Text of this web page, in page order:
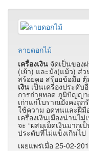
ลายดอกไม้
เครื่องเงิน จัดเป็นของ
(เย้า) และม้ง(แม้ว) ส่
สร้อยคอ สร้อยข้อมือ
เงิน เป็นเครื่องประดั
การถ่ายทอด ภูมิปัญญา
เก่าแก่โบราณยังคงถูก
ใช้ความ อดทนและฝีมื
เครื่องเงินเมืองน่านไ
จะ “ผสมเม็ดเงินมากเ
ประดับที่ไม่แข็งเกินไป
เผยแพร่เมื่อ 25-02-